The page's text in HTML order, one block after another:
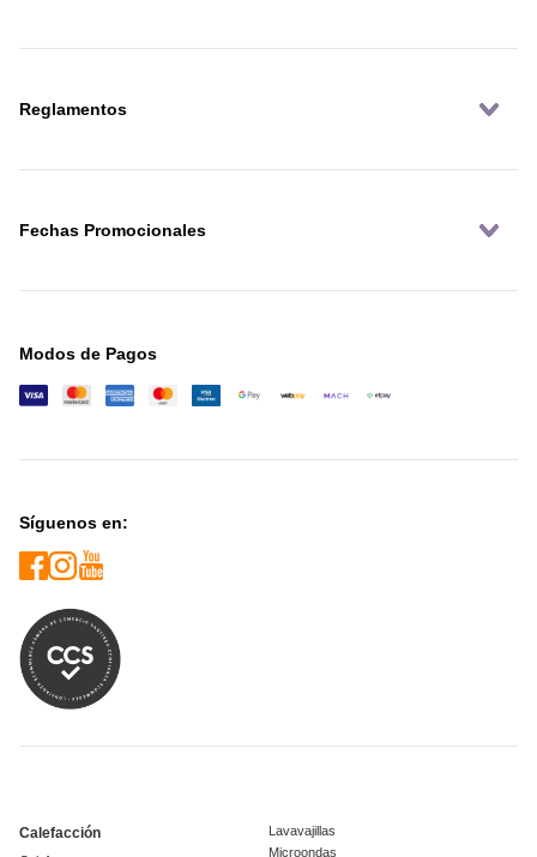
Reglamentos
Fechas Promocionales
Modos de Pagos
Síguenos en:
Calefacción
Lavavajillas
Microondas